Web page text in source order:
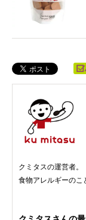
クミタスの運営者。
食物アレルギーのこ